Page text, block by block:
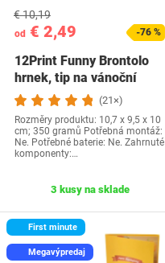
od € 2,49
€ 10,19
-76 %
12Print Funny Brontolo
hrnek, tip na vánoční
dárek a…
(21×)
Rozměry produktu: 10,7 x 9,5 x 10
cm; 350 gramů Potřebná montáž:
Ne. Potřebné baterie: Ne. Zahrnuté
komponenty:…
3 kusy na sklade
First minute
Megavýpredaj